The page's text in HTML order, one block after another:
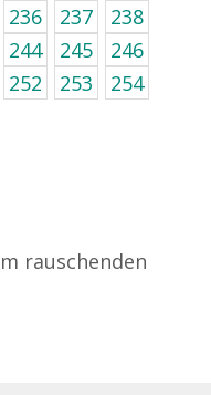
236 237
238
244 245
246
252 253
254
rauschenden